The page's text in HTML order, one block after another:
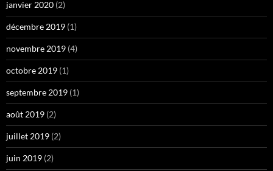
janvier 2020 (2)
décembre 2019 (1)
novembre 2019 (4)
octobre 2019 (1)
septembre 2019 (1)
août 2019 (2)
juillet 2019 (2)
juin 2019 (2)